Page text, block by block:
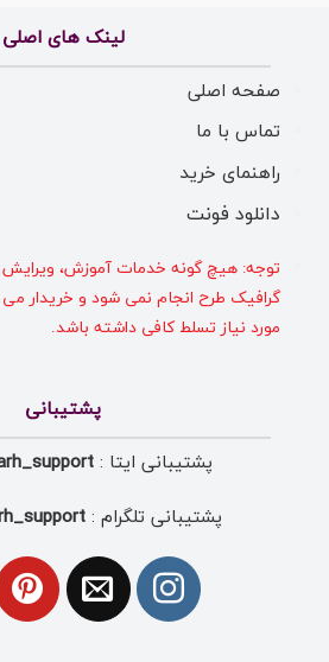
لینک های اصلی
صفحه اصلی
تماس با ما
راهنمای خرید
دانلود فونت
توجه: هیچ گونه خدمات آموزش،
گرافیک طرح انجام نمی شود و خریدار می
مورد نیاز تسلط کافی داشته باشد.
پشتیبانی
پشتیبانی ایتا :
پشتیبانی تلگرام :